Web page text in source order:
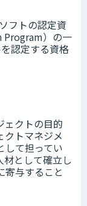
フトの認定資
）の一
認定する資格
ェクトの目的
クトマネジメ
して担ってい
として確立し
寄与すること